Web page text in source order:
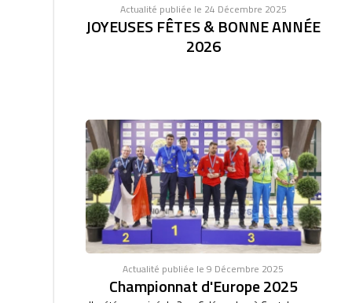
Actualité publiée le 24 Décembre 2025
JOYEUSES FÊTES & BONNE ANNÉE
2026
Actualité publiée le 9 Décembre 2025
Championnat d'Europe 2025